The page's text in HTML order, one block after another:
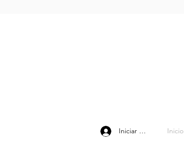
Iniciar sesión Inicio